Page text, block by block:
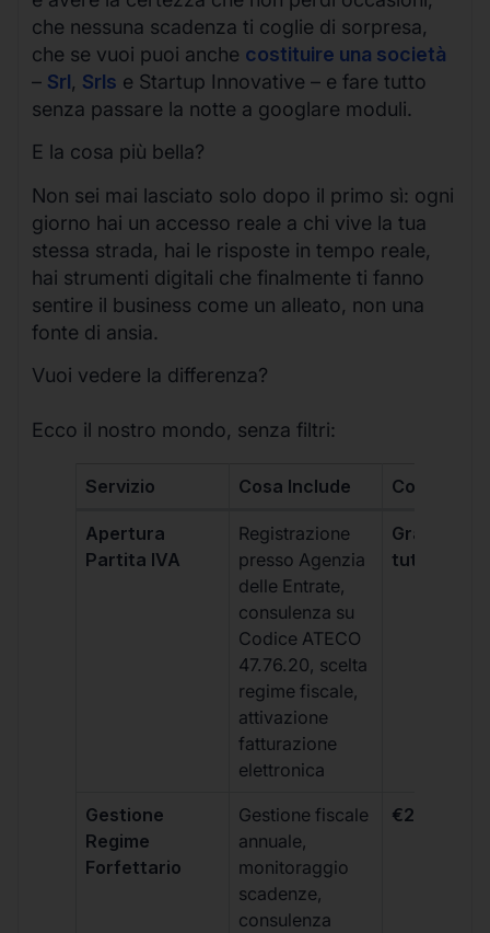
che nessuna scadenza ti coglie di sorpresa,
che se vuoi puoi anche costituire una società
– Srl, Srls e Startup Innovative – e fare tutto
senza passare la notte a googlare moduli.
E la cosa più bella?
Non sei mai lasciato solo dopo il primo sì: ogni
giorno hai un accesso reale a chi vive la tua
stessa strada, hai le risposte in tempo reale,
hai strumenti digitali che finalmente ti fanno
sentire il business come un alleato, non una
fonte di ansia.
Vuoi vedere la differenza?
Ecco il nostro mondo, senza filtri:
Servizio Cosa Include Costo
Apertura
Partita IVA
Registrazione
presso Agenzia
delle Entrate,
consulenza su
Codice ATECO
47.76.20, scelta
regime fiscale,
attivazione
fatturazione
elettronica
Gratis,
tutti i piani
Gestione
Regime
Forfettario
Gestione fiscale
annuale,
monitoraggio
scadenze,
consulenza
€264 +